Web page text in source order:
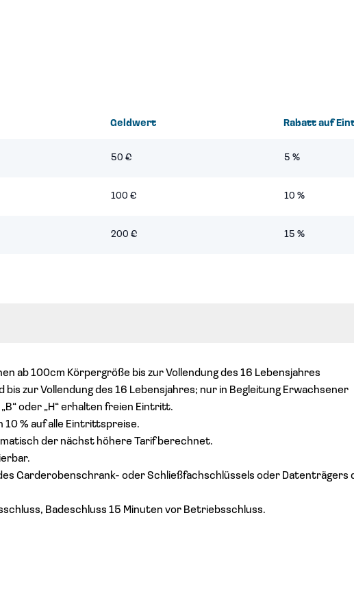
Geldwert Rabatt auf
50 € 5 %
100 € 10 %
200 € 15 %
ab 100cm Körpergröße bis zur Vollendung des 16 Lebensjahres
bis zur Vollendung des 16 Lebensjahres; nur in Begleitung Erwachsener
oder „H“ erhalten freien Eintritt.
% auf alle Eintrittspreise.
der nächst höhere Tarif berechnet.
Garderobenschrank- oder Schließfachschlüssels oder Datenträgers
Badeschluss 15 Minuten vor Betriebsschluss.